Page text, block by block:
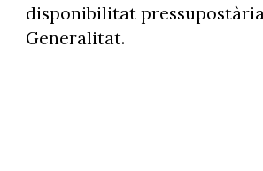
disponibilitat
Generalitat.